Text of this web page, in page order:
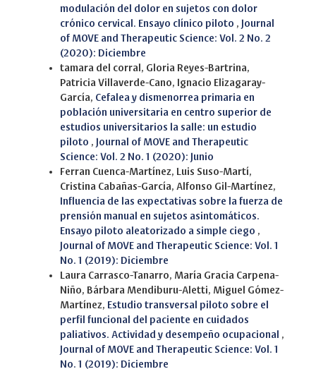
modulación del dolor en sujetos con dolor
crónico cervical. Ensayo clínico piloto , Journal
of MOVE and Therapeutic Science: Vol. 2 No. 2
(2020): Diciembre
tamara del corral, Gloria Reyes-Bartrina,
Patricia Villaverde-Cano, Ignacio Elizagaray-
García, Cefalea y dismenorrea primaria en
población universitaria en centro superior de
estudios universitarios la salle: un estudio
piloto , Journal of MOVE and Therapeutic
Science: Vol. 2 No. 1 (2020): Junio
Ferran Cuenca-Martínez, Luis Suso-Martí,
Cristina Cabañas-García, Alfonso Gil-Martínez,
Influencia de las expectativas sobre la fuerza de
prensión manual en sujetos asintomáticos.
Ensayo piloto aleatorizado a simple ciego ,
Journal of MOVE and Therapeutic Science: Vol. 1
No. 1 (2019): Diciembre
Laura Carrasco-Tanarro, María Gracia Carpena-
Niño, Bárbara Mendiburu-Aletti, Miguel Gómez-
Martínez, Estudio transversal piloto sobre el
perfil funcional del paciente en cuidados
paliativos. Actividad y desempeño ocupacional ,
Journal of MOVE and Therapeutic Science: Vol. 1
No. 1 (2019): Diciembre